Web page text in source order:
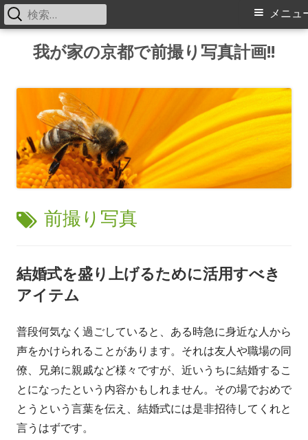
我が家の京都で前撮り写真計画!!
メ
メニュ
検
索:
タ
前撮り写真
結婚式を盛り上げるために活用すべき
アイテム
普段何気なく過ごしていると、ある時急に身近な人から
声をかけられることがあります。それは友人や職場の同
僚、兄弟に親戚など様々ですが、近いうちに結婚するこ
とになったという内容かもしれません。その場でおめで
とうという言葉を伝え、結婚式には是非招待してくれと
言うはずです。